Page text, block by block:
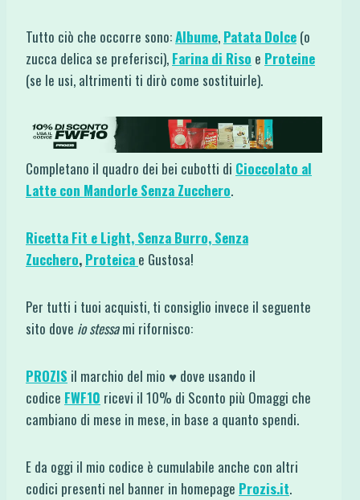
Tutto ciò che occorre sono:Albume, Patata Dolce (o
zucca delica se preferisci), Farina di Riso e Proteine
(se le usi, altrimenti ti dirò come sostituirle).
Completano il quadro dei bei cubotti di Cioccolato al
Latte con Mandorle Senza Zucchero.
Ricetta Fit e Light, Senza Burro, Senza
Zucchero, Proteica e Gustosa!
Per tutti i tuoi acquisti, ti consiglio invece il seguente
sito dove io stessami rifornisco:
PROZIS il marchio del mio ♥ dove usando il
codice FWF10 ricevi il 10% di Sconto più Omaggi che
cambiano di mese in mese, in base a quanto spendi.
E da oggi il mio codice è cumulabile anche con altri
codici presenti nel banner in homepage Prozis.it.